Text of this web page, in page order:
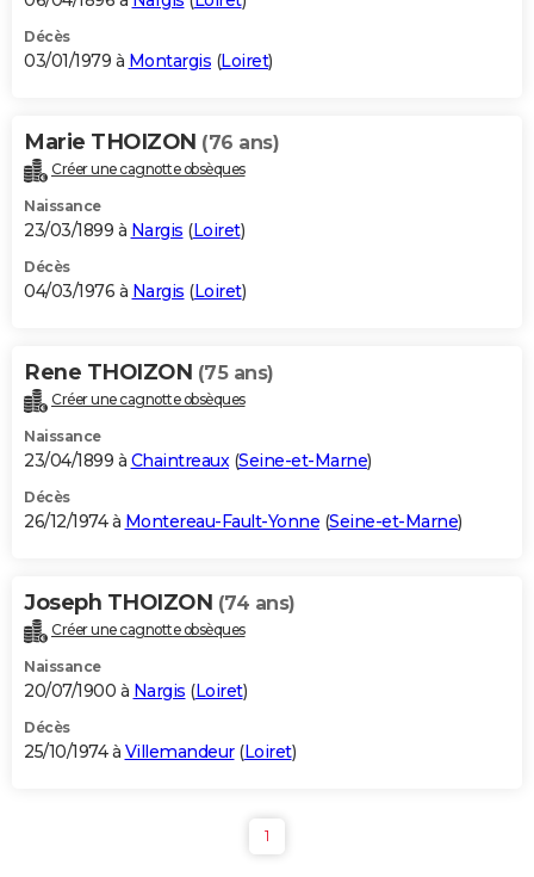
Décès
03/01/1979 à Montargis (Loiret)
Marie THOIZON (76 ans)
Créer une cagnotte obsèques
Naissance
23/03/1899 à Nargis (Loiret)
Décès
04/03/1976 à Nargis (Loiret)
Rene THOIZON (75 ans)
Créer une cagnotte obsèques
Naissance
23/04/1899 à Chaintreaux(Seine-et-Marne)
Décès
26/12/1974 à Montereau-Fault-Yonne (Seine-et-Marne)
Joseph THOIZON (74 ans)
Créer une cagnotte obsèques
Naissance
20/07/1900 à Nargis (Loiret)
Décès
25/10/1974 à Villemandeur(Loiret)
1